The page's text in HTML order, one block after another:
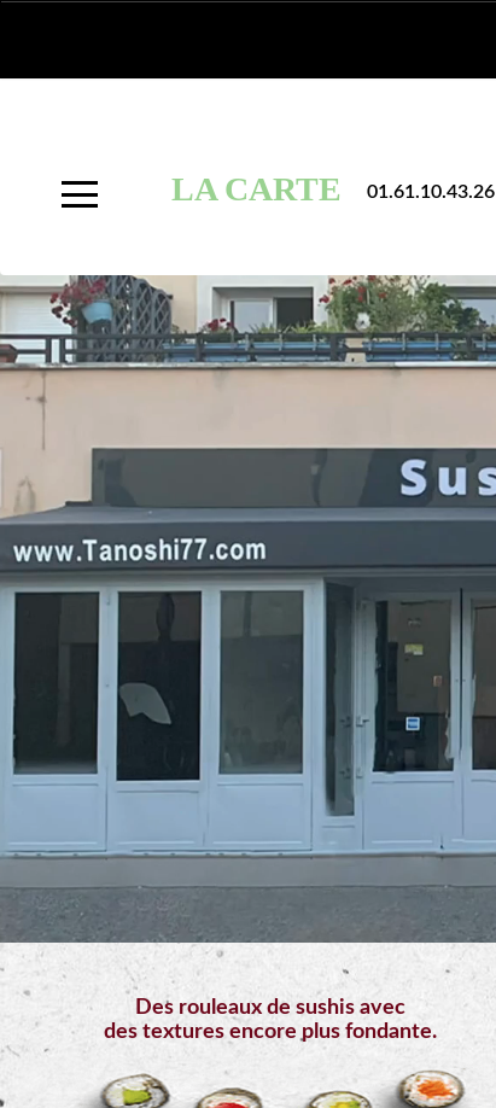
LA CARTE 01.61.10.43.26
Allergènes
Qualité
C.G.V
Légales
Mobile
De
Vos
Avis
Zones
de
Livraison
Des rouleaux de sushis avec
des textures encore plus fondante.